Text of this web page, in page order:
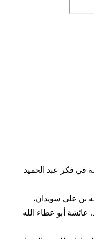
في فكر عبد الحميد
بن علي سويدان،